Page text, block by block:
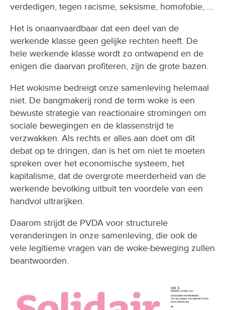
verdedigen, tegen racisme, seksisme, homofobie, …
Het is onaanvaardbaar dat een deel van de
werkende klasse geen gelijke rechten heeft. De
hele werkende klasse wordt zo ontwapend en de
enigen die daarvan profiteren, zijn de grote bazen.
Het wokisme bedreigt onze samenleving helemaal
niet. De bangmakerij rond de term woke is een
bewuste strategie van reactionaire stromingen om
sociale bewegingen en de klassenstrijd te
verzwakken. Als rechts er alles aan doet om dit
debat op te dringen, dan is het om niet te moeten
spreken over het economische systeem, het
kapitalisme, dat de overgrote meerderheid van de
werkende bevolking uitbuit ten voordele van een
handvol ultrarijken.
Daarom strijdt de PVDA voor structurele
veranderingen in onze samenleving, die ook de
vele legitieme vragen van de woke-beweging zullen
beantwoorden.